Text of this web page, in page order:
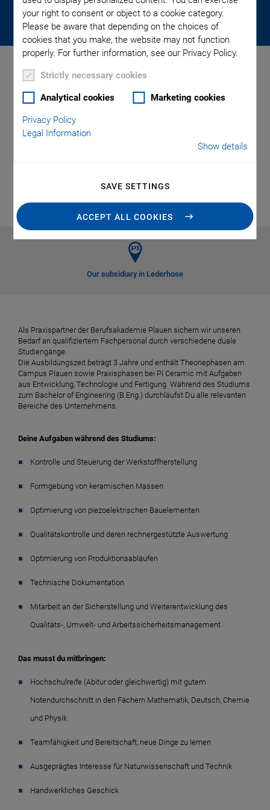
your right to consent or object to a cookie category.
Please be aware that depending on the choices of
cookies that you make, the website may not function
properly. For further information, see our Privacy Policy.
Strictly necessary cookies
Analytical cookies Marketing cookies
Privacy Policy
Legal Information
Show details
SAVE SETTINGS
ACCEPT ALL COOKIES
Start your career at PI now. Let us make
the impossible possible – together!
Bachelor of Engineering -
Industrial
Engineering/Technische
(m/w/d)
Our subsidiary in Lederhose
Als Praxispartner der Berufsakademie Plauen sichern wir unseren
Bedarf an qualifiziertem Fachpersonal durch verschiedene duale
Studiengänge.
Die Ausbildungszeit beträgt 3 Jahre und enthält Theoriephasen am
Campus Plauen sowie Praxisphasen bei PI Ceramic mit Aufgaben
aus Entwicklung, Technologie und Fertigung. Während des Studiums
zum Bachelor of Engineering (B.Eng.) durchläufst Du alle relevanten
Bereiche des Unternehmens.
Deine Aufgaben während des Studiums:
Kontrolle und Steuerung der Werkstoffherstellung
Formgebung von keramischen Massen
Optimierung von piezoelektrischen Bauelementen
Qualitätskontrolle und deren rechnergestützte Auswertung
Optimierung von Produktionsabläufen
Technische Dokumentation
Mitarbeit an der Sicherstellung und Weiterentwicklung des
Qualitäts-, Umwelt- und Arbeitssicherheitsmanagement
Das musst du mitbringen:
Hochschulreife (Abitur oder gleichwertig) mit gutem
Notendurchschnitt in den Fächern Mathematik, Deutsch, Chemie
und Physik
Teamfähigkeit und Bereitschaft, neue Dinge zu lernen
Ausgeprägtes Interesse für Naturwissenschaft und Technik
Handwerkliches Geschick